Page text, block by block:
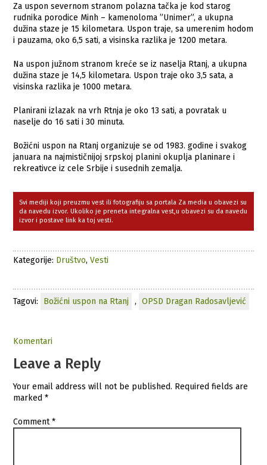
Za uspon severnom stranom polazna tačka je kod starog
rudnika porodice Minh – kamenoloma ”Unimer”, a ukupna
dužina staze je 15 kilometara. Uspon traje, sa umerenim hodom
i pauzama, oko 6,5 sati, a visinska razlika je 1200 metara.
Na uspon južnom stranom kreće se iz naselja Rtanj, a ukupna
dužina staze je 14,5 kilometara. Uspon traje oko 3,5 sata, a
visinska razlika je 1000 metara.
Planirani izlazak na vrh Rtnja je oko 13 sati, a povratak u
naselje do 16 sati i 30 minuta.
Božićni uspon na Rtanj organizuje se od 1983. godine i svakog
januara na najmističnijoj srpskoj planini okuplja planinare i
rekreativce iz cele Srbije i susednih zemalja.
Svi mediji koji preuzmu vest ili fotografiju sa portala Za media u obavezi su
da navedu izvor. Ukoliko je preneta integralna vest,u obavezi su da navedu
izvor i postave link ka toj vesti.
Kategorije: Društvo,Vesti
Tagovi: Božićni uspon na Rtanj , OPSD Dragan Radosavljević
Komentari
Leave a Reply
Your email address will not be published. Required fields are
marked*
Comment*